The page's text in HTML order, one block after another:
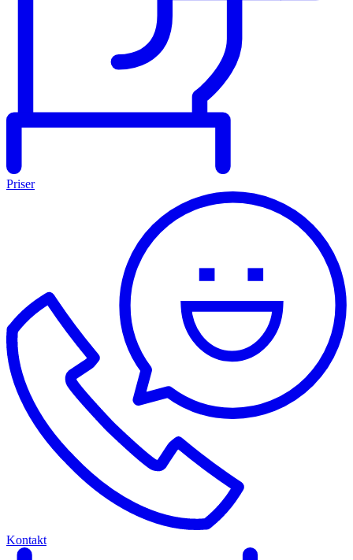
Priser
Kontakt